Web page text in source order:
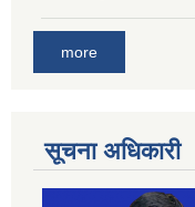
more
सूचना अधिकारी